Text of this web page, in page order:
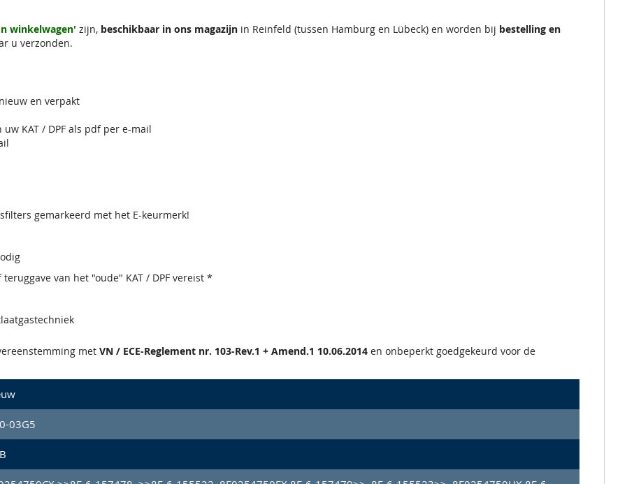
winkelwagen' zijn, beschikbaar in ons magazijn in Reinfeld (tussen Hamburg en Lübeck) en worden bij bestelling en
u verzonden.
en verpakt
KAT / DPF als pdf per e-mail
gemarkeerd met het E-keurmerk!
van het "oude" KAT / DPF vereist *
met VN / ECE-Reglement nr. 103-Rev.1 + Amend.1 10.06.2014 en onbeperkt goedgekeurd voor de
03G5